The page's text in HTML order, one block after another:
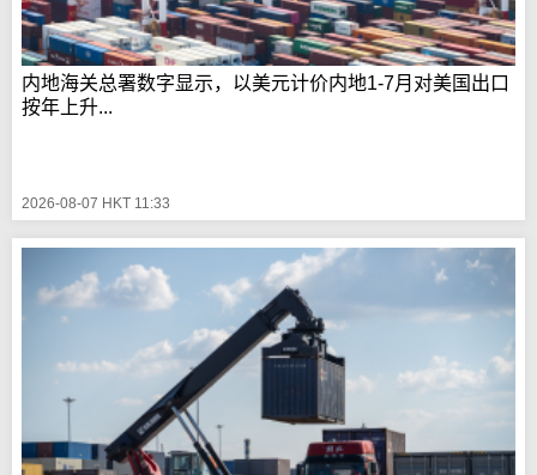
内地海关总署数字显示，以美元计价内地1-7月对美国出口
按年上升...
2026-08-07 HKT 11:33